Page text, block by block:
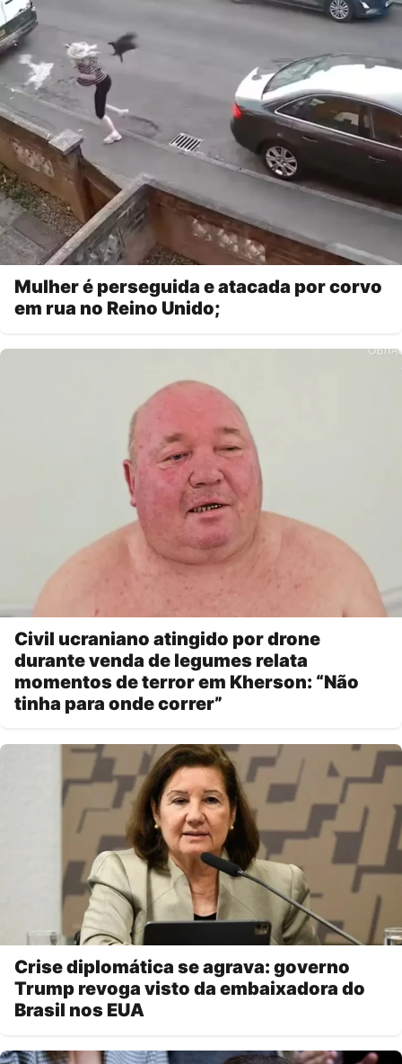
Mulher é perseguida e atacada por corvo
em rua no Reino Unido;
Civil ucraniano atingido por drone
durante venda de legumes relata
momentos de terror em Kherson: “Não
tinha para onde correr”
Crise diplomática se agrava: governo
Trump revoga visto da embaixadora do
Brasil nos EUA